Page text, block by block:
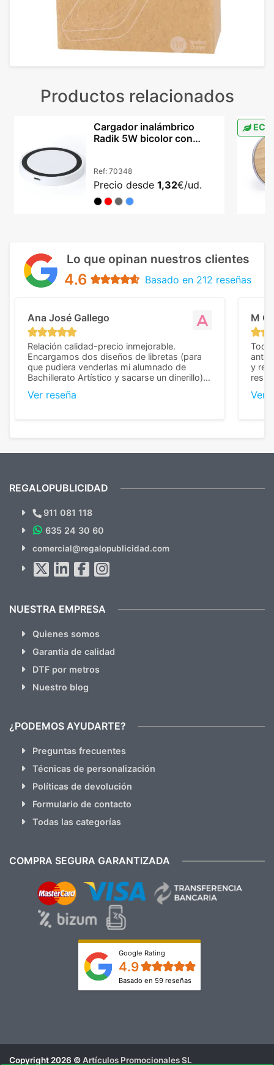
Productos relacionados
Cargador inalámbrico
Radik 5W bicolor con
Ref: 70348
Precio desde 1,32€/ud.
ECO
Lo que opinan nuestros clientes
4.6 Basado en 212 reseñas
Ana José Gallego
Relación calidad-precio inmejorable.
Encargamos dos diseños de libretas (para
que pudiera venderlas mi alumnado de
Bachillerato Artístico y sacarse un dinerillo) y
diferencia, con libretas de muy buena calidad
Ver reseña
M C
Todo
y
Ver
¿Quieres ver nuestras últimas
Novedades y Ofertas?
hacemos Spam)
REGALOPUBLICIDAD
911 081 118
635 24 30 60
comercial@regalopublicidad.com
NUESTRA EMPRESA
Quienes somos
Garantia de calidad
DTF por metros
Nuestro blog
¿PODEMOS AYUDARTE?
Preguntas frecuentes
Técnicas de personalización
Políticas de devolución
Formulario de contacto
Todas las categorías
COMPRA SEGURA GARANTIZADA
Google Rating
4.9
Basado en 59 reseñas
Copyright 2026 ©Artículos Promocionales SL